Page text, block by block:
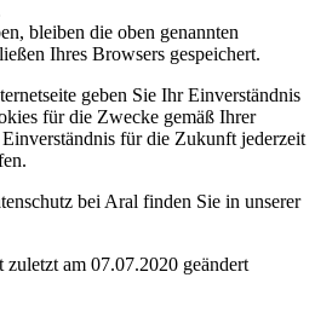
bleiben die oben genannten
Ihres Browsers gespeichert.
geben Sie Ihr Einverständnis
für die Zwecke gemäß Ihrer
für die Zukunft jederzeit
bei Aral finden Sie in unserer
am 07.07.2020 geändert